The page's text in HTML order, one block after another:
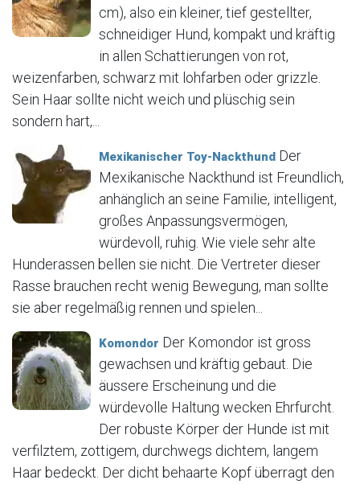
cm), also ein kleiner, tief gestellter,
schneidiger Hund, kompakt und kräftig
in allen Schattierungen von rot,
weizenfarben, schwarz mit lohfarben oder grizzle.
Sein Haar sollte nicht weich und plüschig sein
sondern hart,...
Mexikanischer Toy-Nackthund Der
Mexikanische Nackthund ist Freundlich,
anhänglich an seine Familie, intelligent,
großes Anpassungsvermögen,
würdevoll, ruhig. Wie viele sehr alte
Hunderassen bellen sie nicht. Die Vertreter dieser
Rasse brauchen recht wenig Bewegung, man sollte
sie aber regelmäßig rennen und spielen...
Komondor Der Komondor ist gross
gewachsen und kräftig gebaut. Die
äussere Erscheinung und die
würdevolle Haltung wecken Ehrfurcht.
Der robuste Körper der Hunde ist mit
verfilztem, zottigem, durchwegs dichtem, langem
Haar bedeckt. Der dicht behaarte Kopf überragt den